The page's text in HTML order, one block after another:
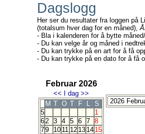
Dagslogg
Her ser du resultater fra loggen på
(totalsum hver dag for en måned),
- Bla i kalenderen for å bytte
- Du kan velge år og måned i
- Du kan trykke på en art for å få
- Du kan trykke på en dato for å få
Februar 2026
<< I dag >>
M T O T F L
S
5
1
62 3 4 5 6 7 8
79 10 11 12 13 14 15